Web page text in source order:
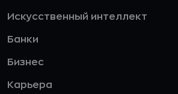
Искусственный интеллект
Банки
Бизнес
Карьера